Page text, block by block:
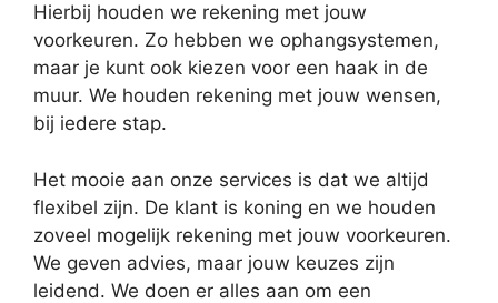
Hierbij houden we rekening met jouw
voorkeuren. Zo hebben we ophangsystemen,
maar je kunt ook kiezen voor een haak in de
muur. We houden rekening met jouw wensen,
bij iedere stap.
Het mooie aan onze services is dat we altijd
flexibel zijn. De klant is koning en we houden
zoveel mogelijk rekening met jouw voorkeuren.
We geven advies, maar jouw keuzes zijn
leidend. We doen er alles aan om een